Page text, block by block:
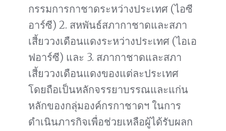
กรรมการกาชาดระหว่างประเทศ (ไอซี
อาร์ซี) 2. สหพันธ์สภากาชาดและสภา
เสี้ยววงเดือนแดงระหว่างประเทศ (ไอเอ
ฟอาร์ซี) และ 3. สภากาชาดและสภา
เสี้ยววงเดือนแดงของแต่ละประเทศ
โดยถือเป็นหลักจรรยาบรรณและแก่น
หลักของกลุ่มองค์กรกาชาดฯ ในการ
ดำเนินภารกิจเพื่อช่วยเหลือผู้ได้รับผลก